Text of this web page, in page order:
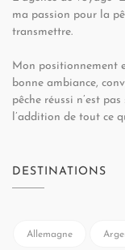
ma passion pour la
transmettre.
Mon positionnement
bonne ambiance,
pêche réussi n’est
l’addition de tout ce
DESTINATIONS
Allemagne